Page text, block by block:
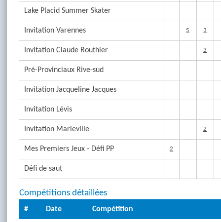
Lake Placid Summer Skater
Invitation Varennes 5 3
Invitation Claude Routhier 3
Pré-Provinciaux Rive-sud
Invitation Jacqueline Jacques
Invitation Lévis
Invitation Marieville 2
Mes Premiers Jeux - Défi PP 2
Défi de saut
Compétitions détaillées
# Date Compétition